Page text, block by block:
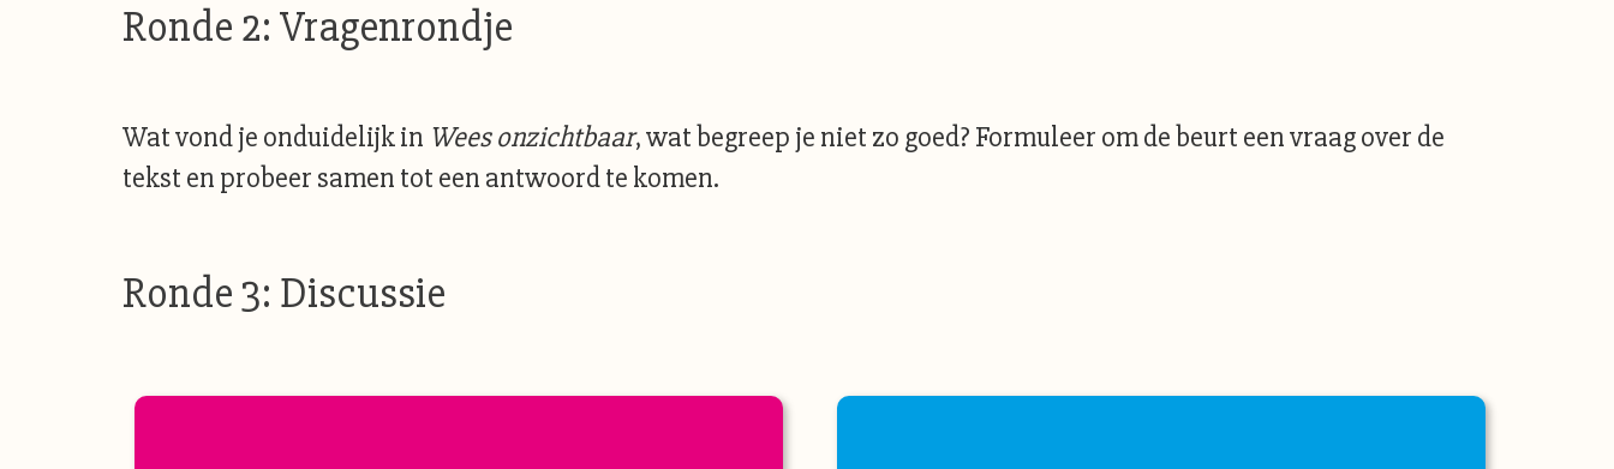
Ronde 2: Vragenrondje
Wat vond je onduidelijk in Wees onzichtbaar, wat begreep je niet zo goed? Formuleer om de beurt een vraag over de
tekst en probeer samen tot een antwoord te komen.
Ronde 3: Discussie